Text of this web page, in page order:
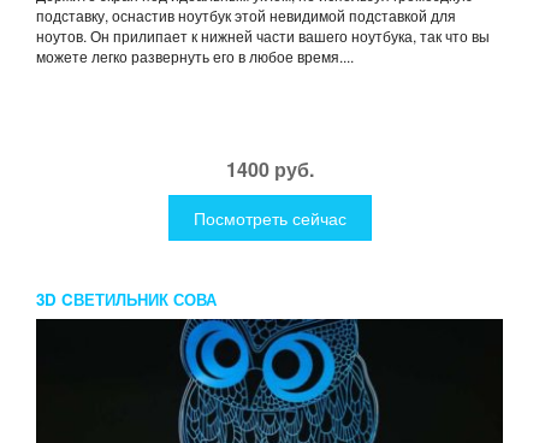
подставку, оснастив ноутбук этой невидимой подставкой для
ноутов. Он прилипает к нижней части вашего ноутбука, так что вы
можете легко развернуть его в любое время....
1400 руб.
Посмотреть сейчас
3D CВЕТИЛЬНИК СОВА